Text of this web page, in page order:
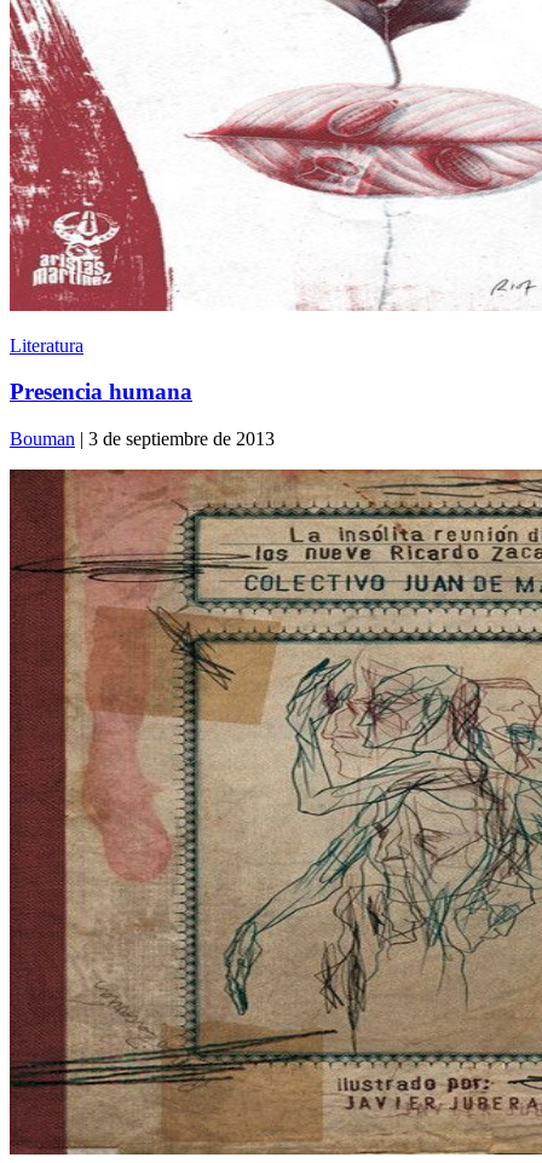
Literatura
Presencia humana
Bouman | 3 de septiembre de 2013